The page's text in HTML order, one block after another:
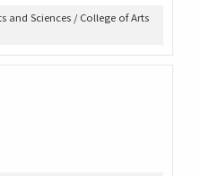
Sciences / College of Arts